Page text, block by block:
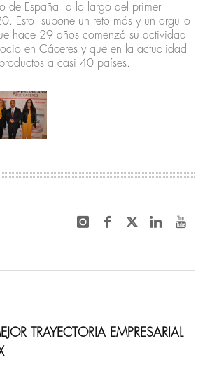
de España a lo largo del primer
Esto supone un reto más y un orgullo
hace 29 años comenzó su actividad
en Cáceres y que en la actualidad
a casi 40 países.
TRAYECTORIA EMPRESARIAL